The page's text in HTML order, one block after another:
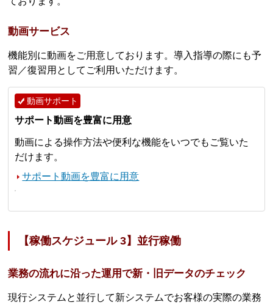
動画サービス
機能別に動画をご用意しております。導入指導の際にも予
習／復習用としてご利用いただけます。
動画サポート
サポート動画を豊富に用意
動画による操作方法や便利な機能をいつでもご覧いた
だけます。
サポート動画を豊富に用意
【稼働スケジュール 3】並行稼働
業務の流れに沿った運用で新・旧データのチェック
現行システムと並行して新システムでお客様の実際の業務